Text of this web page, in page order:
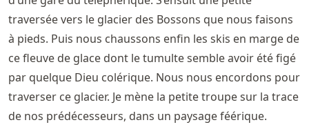
traversée vers le glacier des Bossons que nous faisons
à pieds. Puis nous chaussons enfin les skis en marge de
ce fleuve de glace dont le tumulte semble avoir été figé
par quelque Dieu colérique. Nous nous encordons pour
traverser ce glacier. Je mène la petite troupe sur la trace
de nos prédécesseurs, dans un paysage féérique.